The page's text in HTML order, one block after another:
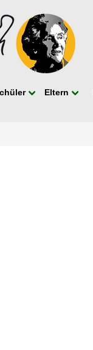
Eltern